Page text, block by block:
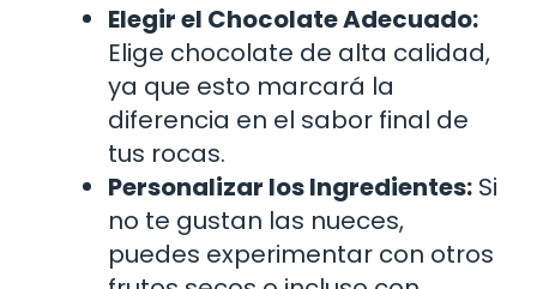
Elegir el Chocolate Adecuado:
Elige chocolate de alta calidad,
ya que esto marcará la
diferencia en el sabor final de
tus rocas.
Personalizar los Ingredientes: Si
no te gustan las nueces,
puedes experimentar con otros